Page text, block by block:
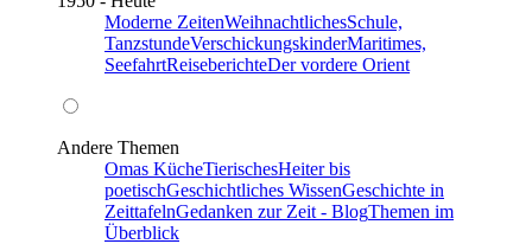
Moderne ZeitenWeihnachtlichesSchule,
TanzstundeVerschickungskinderMaritimes,
SeefahrtReiseberichteDer vordere Orient
Andere Themen
Omas KücheTierischesHeiter bis
poetischGeschichtliches WissenGeschichte in
ZeittafelnGedanken zur Zeit - BlogThemen im
Überblick